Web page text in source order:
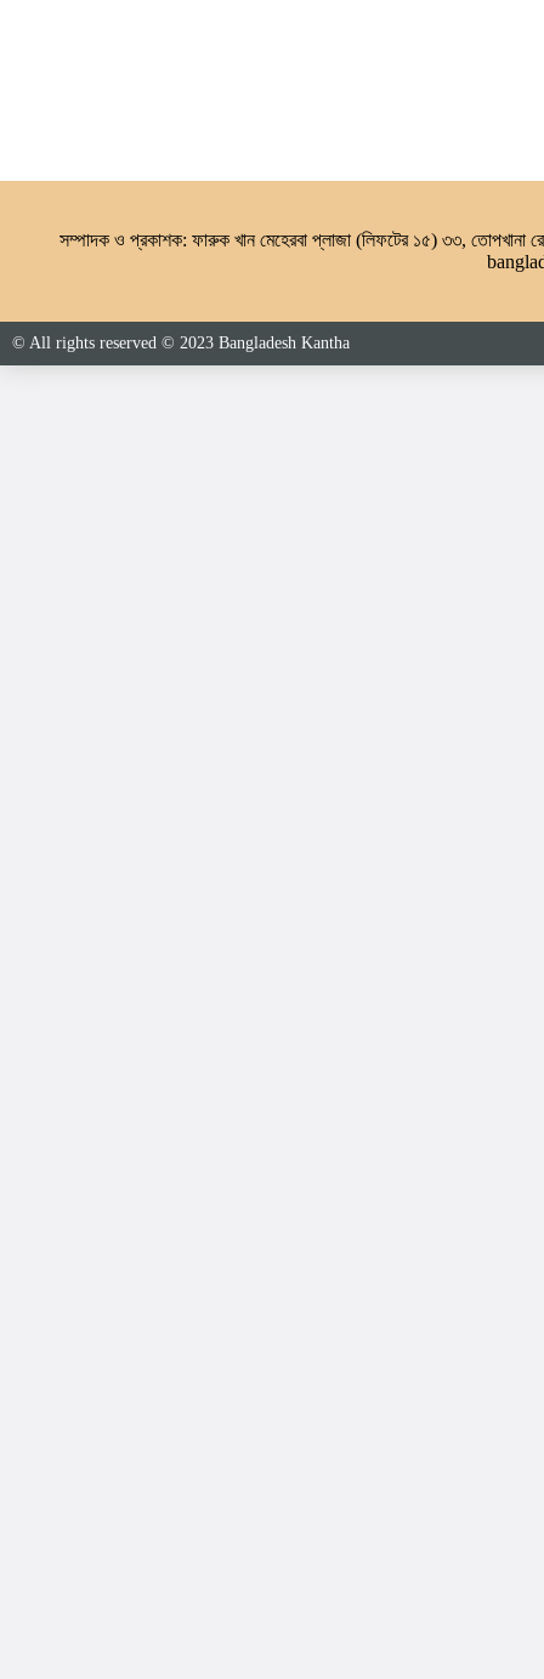
সম্পাদক ও প্রকাশক: ফারুক খান মেহেরবা প্লাজা (লিফটের ১৫) ৩৩, তোপখানা
© All rights reserved © 2023 Bangladesh Kantha